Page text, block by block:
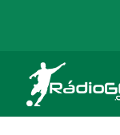
Rádio Gol
Há mais de 20 anos